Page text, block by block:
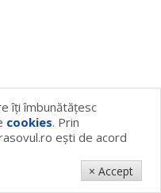
îţi îmbunătăţesc
cookies. Prin
eşti de acord
× Accept